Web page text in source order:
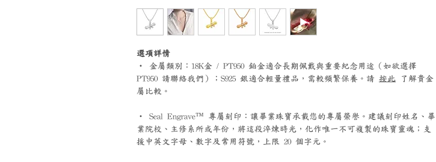
選項詳情
‧ 金屬類別：18K金 / PT950 鉑金適合長期佩戴與重要紀念用途（如欲選擇
PT950 請聯絡我們）；S925 銀適合輕量禮品，需較頻繁保養。請 按此 了解貴金
屬比較。
‧ Seal Engrave™ 專屬刻印：讓畢業珠寶承載您的專屬榮譽。建議刻印姓名、畢
業院校、主修系所或年份，將這段淬煉時光，化作唯一不可複製的珠寶靈魂；支
援中英文字母、數字及常用符號，上限 20 個字元。